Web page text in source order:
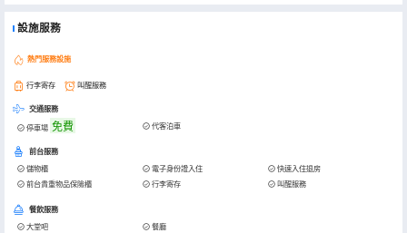
設施服務
熱門服務設施
行李寄存 叫醒服務
交通服務
停車場 免費 代客泊車
前台服務
儲物櫃 電子身份證入住
快速入住退房
前台貴重物品保險櫃
行李寄存 叫醒服務
餐飲服務
大堂吧 餐廳